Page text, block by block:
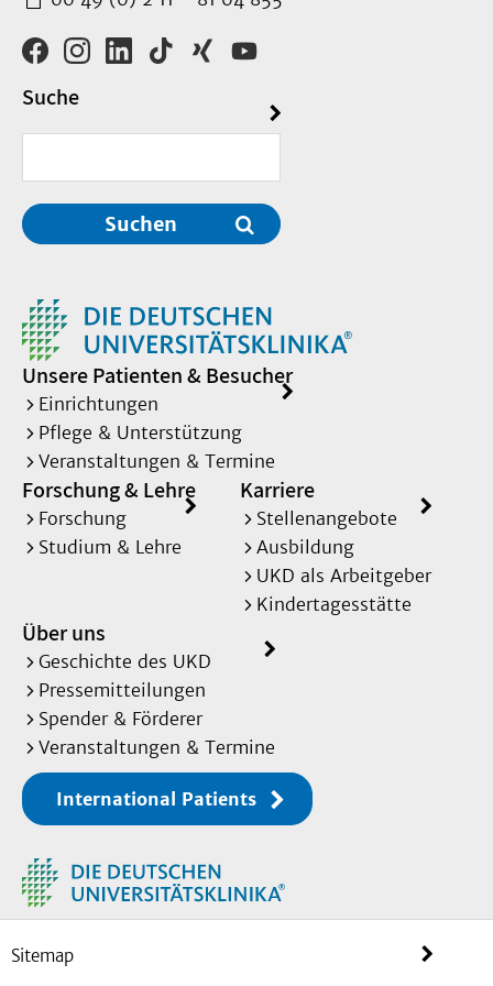
Suche
Suchen
Unsere Patienten & Besucher
Einrichtungen
Pflege & Unterstützung
Veranstaltungen & Termine
Forschung & Lehre
Forschung
Studium & Lehre
Karriere
Stellenangebote
Ausbildung
UKD als Arbeitgeber
Kindertagesstätte
Über uns
Geschichte des UKD
Pressemitteilungen
Spender & Förderer
Veranstaltungen & Termine
International Patients
Sitemap